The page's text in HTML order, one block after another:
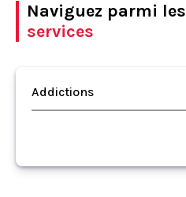
Naviguez parmi les
services
Addictions